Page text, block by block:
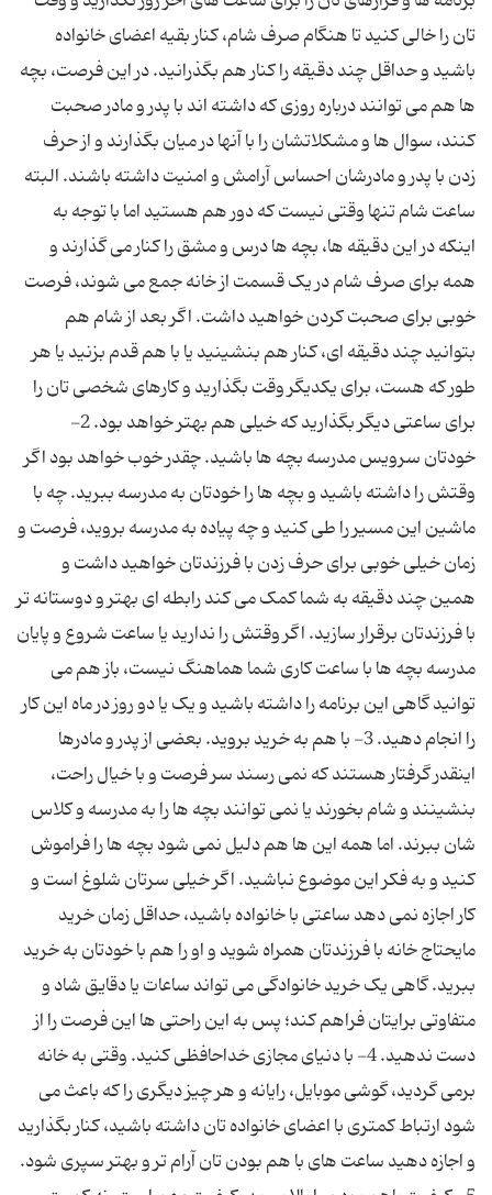
تان را خالی کنید تا هنگام صرف شام، کنار بقیه اعضای خانواده
باشید و حداقل چند دقیقه را کنار هم بگذرانید. در این فرصت، بچه
ها هم می توانند درباره روزی که داشته اند با پدر و مادر صحبت
کنند، سوال ها و مشکلاتشان را با آنها در میان بگذارند و از حرف
زدن با پدر و مادرشان احساس آرامش و امنیت داشته باشند. البته
ساعت شام تنها وقتی نیست که دور هم هستید اما با توجه به
اینکه در این دقیقه ها، بچه ها درس و مشق را کنار می گذارند و
همه برای صرف شام در یک قسمت از خانه جمع می شوند، فرصت
خوبی برای صحبت کردن خواهید داشت. اگر بعد از شام هم
بتوانید چند دقیقه ای، کنار هم بنشینید یا با هم قدم بزنید یا هر
طور که هست، برای یکدیگر وقت بگذارید و کارهای شخصی تان را
برای ساعتی دیگر بگذارید که خیلی هم بهتر خواهد بود. 2-
خودتان سرویس مدرسه بچه ها باشید. چقدر خوب خواهد بود اگر
وقتش را داشته باشید و بچه ها را خودتان به مدرسه ببرید. چه با
ماشین این مسیر را طی کنید و چه پیاده به مدرسه بروید، فرصت و
زمان خیلی خوبی برای حرف زدن با فرزندتان خواهید داشت و
همین چند دقیقه به شما کمک می کند رابطه ای بهتر و دوستانه تر
با فرزندتان برقرار سازید. اگر وقتش را ندارید یا ساعت شروع و پایان
مدرسه بچه ها با ساعت کاری شما هماهنگ نیست، باز هم می
توانید گاهی این برنامه را داشته باشید و یک یا دو روز در ماه این کار
را انجام دهید. 3- با هم به خرید بروید. بعضی از پدر و مادرها
اینقدر گرفتار هستند که نمی رسند سر فرصت و با خیال راحت،
بنشینند و شام بخورند یا نمی توانند بچه ها را به مدرسه و کلاس
شان ببرند. اما همه این ها هم دلیل نمی شود بچه ها را فراموش
کنید و به فکر این موضوع نباشید. اگر خیلی سرتان شلوغ است و
کار اجازه نمی دهد ساعتی با خانواده باشید، حداقل زمان خرید
مایحتاج خانه با فرزندتان همراه شوید و او را هم با خودتان به خرید
ببرید. گاهی یک خرید خانوادگی می تواند ساعات یا دقایق شاد و
متفاوتی برایتان فراهم کند؛ پس به این راحتی ها این فرصت را از
دست ندهید. 4- با دنیای مجازی خداحافظی کنید. وقتی به خانه
برمی گردید، گوشی موبایل، رایانه و هر چیز دیگری را که باعث می
شود ارتباط کمتری با اعضای خانواده تان داشته باشید، کنار بگذارید
و اجازه دهید ساعت های با هم بودن تان آرام تر و بهتر سپری شود.